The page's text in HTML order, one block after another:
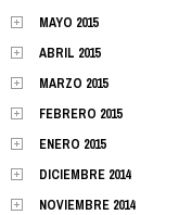
MAYO 2015
ABRIL 2015
MARZO 2015
FEBRERO 2015
ENERO 2015
DICIEMBRE 2014
NOVIEMBRE 2014